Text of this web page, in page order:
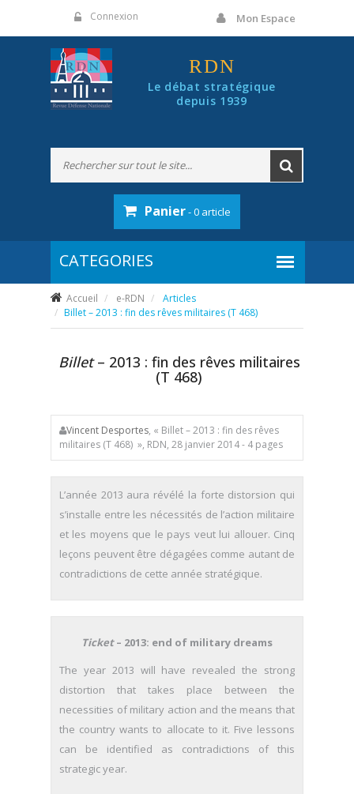
Connexion Mon Espace
RDN
Le débat stratégique
depuis 1939
Panier- 0 article
Accueil e-RDN
Articles
Billet – 2013 : fin des rêves militaires (T 468)
Billet– 2013 : fin des rêves militaires
(T 468)
Vincent Desportes, « Billet – 2013 : fin des rêves
militaires (T 468) », RDN, 28 janvier 2014 - 4 pages
L’année 2013 aura révélé la forte distorsion qui
s’installe entre les nécessités de l’action militaire
et les moyens que le pays veut lui allouer. Cinq
leçons peuvent être dégagées comme autant de
contradictions de cette année stratégique.
Ticket– 2013: end of military dreams
The year 2013 will have revealed the strong
distortion that takes place between the
necessities of military action and the means that
the country wants to allocate to it. Five lessons
can be identified as contradictions of this
strategic year.